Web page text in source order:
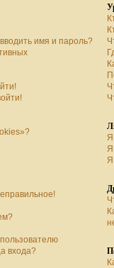
имя и пароль?
входа?
Я
Я
Я